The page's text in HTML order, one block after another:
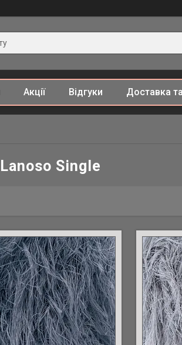
Акції Відгуки Доставка
Lanoso Single